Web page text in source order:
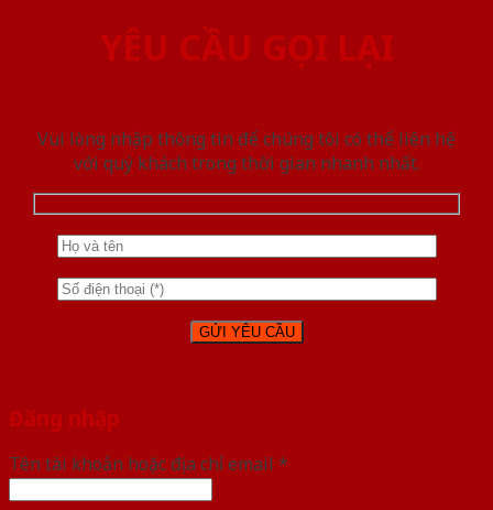
YÊU CẦU GỌI LẠI
Vui lòng nhập thông tin để chúng tôi có thể liên hệ
với quý khách trong thời gian nhanh nhất.
Đăng nhập
Tên tài khoản hoặc địa chỉ email *